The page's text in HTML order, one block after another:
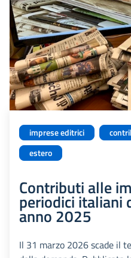
imprese editrici
estero
Contributi alle
periodici italiani
anno 2025
Il 31 marzo 2026 scade il